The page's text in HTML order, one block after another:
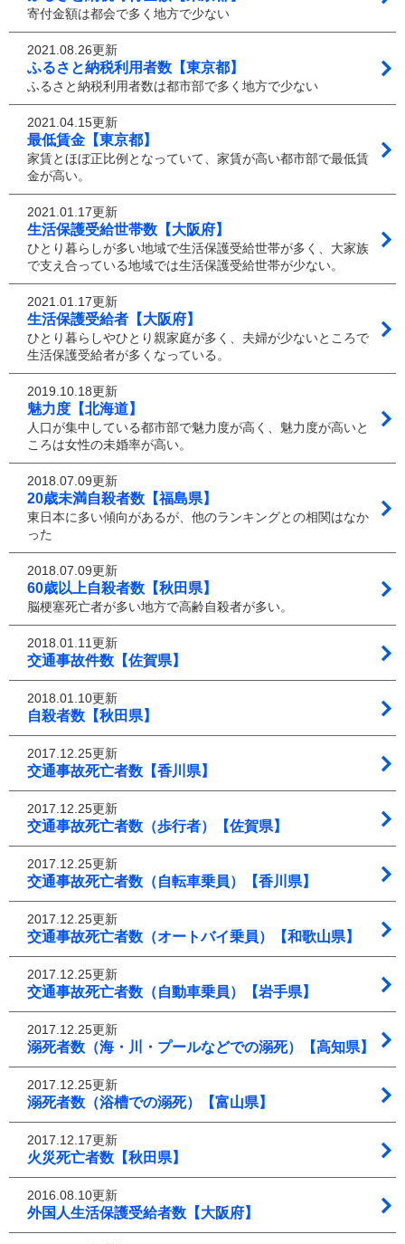
寄付金額は都会で多く地方で少ない
2021.08.26更新
ふるさと納税利用者数【東京都】
ふるさと納税利用者数は都市部で多く地方で少ない
2021.04.15更新
最低賃金【東京都】
家賃とほぼ正比例となっていて、家賃が高い都市部で最低賃
金が高い。
2021.01.17更新
生活保護受給世帯数【大阪府】
ひとり暮らしが多い地域で生活保護受給世帯が多く、大家族
で支え合っている地域では生活保護受給世帯が少ない。
2021.01.17更新
生活保護受給者【大阪府】
ひとり暮らしやひとり親家庭が多く、夫婦が少ないところで
生活保護受給者が多くなっている。
2019.10.18更新
魅力度【北海道】
人口が集中している都市部で魅力度が高く、魅力度が高いと
ころは女性の未婚率が高い。
2018.07.09更新
20歳未満自殺者数【福島県】
東日本に多い傾向があるが、他のランキングとの相関はなか
った
2018.07.09更新
60歳以上自殺者数【秋田県】
脳梗塞死亡者が多い地方で高齢自殺者が多い。
2018.01.11更新
交通事故件数【佐賀県】
2018.01.10更新
自殺者数【秋田県】
2017.12.25更新
交通事故死亡者数【香川県】
2017.12.25更新
交通事故死亡者数（歩行者）【佐賀県】
2017.12.25更新
交通事故死亡者数（自転車乗員）【香川県】
2017.12.25更新
交通事故死亡者数（オートバイ乗員）【和歌山県】
2017.12.25更新
交通事故死亡者数（自動車乗員）【岩手県】
2017.12.25更新
溺死者数（海・川・プールなどでの溺死）【高知県】
2017.12.25更新
溺死者数（浴槽での溺死）【富山県】
2017.12.17更新
火災死亡者数【秋田県】
2016.08.10更新
外国人生活保護受給者数【大阪府】